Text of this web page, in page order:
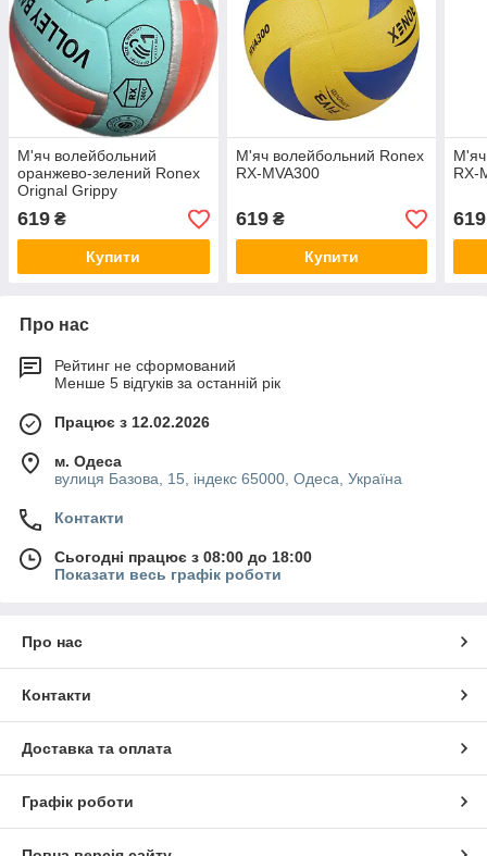
М'яч волейбольний
оранжево-зелений Ronex
Orignal Grippy
619 ₴
Купити
М'яч волейбольний Ronex
RX-MVA300
619₴
Купити
М'яч
RX-
619
Про нас
Рейтинг не сформований
Менше 5 відгуків за останній рік
Працює з 12.02.2026
м. Одеса
вулиця Базова, 15, індекс 65000, Одеса, Україна
Контакти
Сьогодні працює з 08:00 до 18:00
Показати весь графік роботи
Про нас
Контакти
Доставка та оплата
Графік роботи